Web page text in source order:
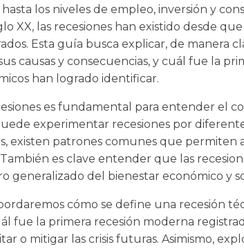
los niveles de empleo, inversión y
XX, las recesiones han existido desde
Esta guía busca explicar, de manera
causas y consecuencias, y cuál fue la
han logrado identificar.
es fundamental para entender el
experimentar recesiones por
existen patrones comunes que permiten
También es clave entender que las
generalizado del bienestar económico y
cómo se define una recesión
fue la primera recesión moderna
o mitigar las crisis futuras. Asimismo,